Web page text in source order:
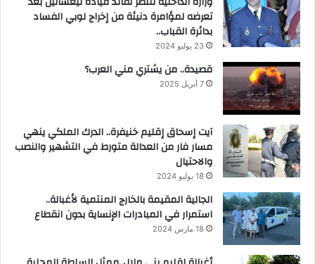
تعرضه لمؤامرة دنيئة من إخراج لوبي الفساد
بدائرة القباب..
23 يوليو 2024
قصيدة.. من يشتري مني العرب؟
7 أبريل 2025
آيت إسحاق إقليم خنيفرة.. الدرك الملكي ينهي
مسار فار من العدالة متورط في التشهير والنصب
والاحتيال
18 يوليو 2024
الجالية المقيمة بالخارج المنتمية لأغبالة..
استمرار في المبادرات الإنساية بدون انقطاع
18 مارس 2024